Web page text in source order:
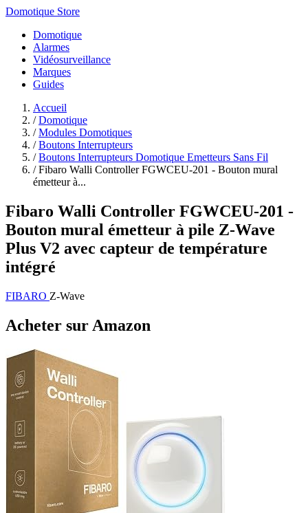
Domotique Store
Domotique
Alarmes
Vidéosurveillance
Marques
Guides
Accueil
/ Domotique
/ Modules Domotiques
/ Boutons Interrupteurs
/ Boutons Interrupteurs Domotique Emetteurs Sans Fil
/ Fibaro Walli Controller FGWCEU-201 - Bouton mural
émetteur à...
Fibaro Walli Controller FGWCEU-201 -
Bouton mural émetteur à pile Z-Wave
Plus V2 avec capteur de température
intégré
FIBARO Z-Wave
Acheter sur Amazon